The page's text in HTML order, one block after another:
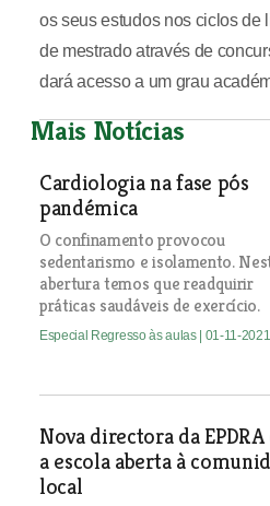
os seus estudos nos ciclos de
de mestrado através de
dará acesso a um grau
Mais Notícias
Cardiologia na fase pós
pandémica
O confinamento provocou
sedentarismo e isolamento.
abertura temos que readquirir
práticas saudáveis de exercício.
Especial Regresso às aulas | 01-11-2021
Nova directora da
a escola aberta à
local